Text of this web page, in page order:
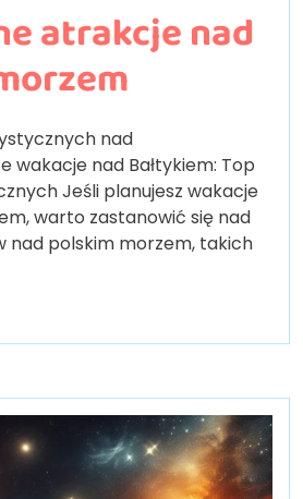
atrakcje nad
nad
wakacje nad Bałtykiem: Top
Jeśli planujesz wakacje
warto zastanowić się nad
nad polskim morzem, takich